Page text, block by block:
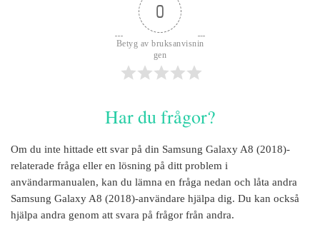
0
Betyg av bruksanvisnin
gen
Har du frågor?
Om du inte hittade ett svar på din Samsung Galaxy A8 (2018)-
relaterade fråga eller en lösning på ditt problem i
användarmanualen, kan du lämna en fråga nedan och låta andra
Samsung Galaxy A8 (2018)-användare hjälpa dig. Du kan också
hjälpa andra genom att svara på frågor från andra.